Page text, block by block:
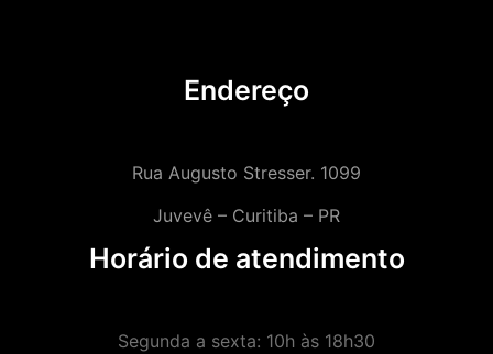
Endereço
Rua Augusto Stresser. 1099
Juvevê – Curitiba – PR
Horário de atendimento
Segunda a sexta: 10h às 18h30